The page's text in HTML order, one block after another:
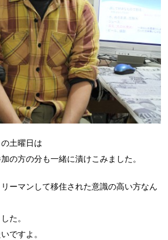
土曜日は
の方の分も一緒に漬けこみました。
ーマンして移住された意識の高い方なん
た。
ですよ。